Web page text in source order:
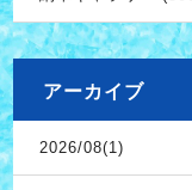
アーカイブ
2026/08(1)